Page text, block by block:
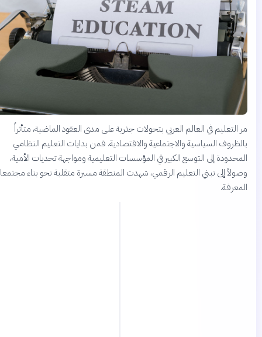
التعليم في العالم العربي بتحولات جذرية على مدى العقود الماضية، متأثراً
السياسية والاجتماعية والاقتصادية. فمن بدايات التعليم النظامي
إلى التوسع الكبير في المؤسسات التعليمية ومواجهة تحديات الأمية،
إلى تبني التعليم الرقمي، شهدت المنطقة مسيرة متقلبة نحو بناء مجتمعات